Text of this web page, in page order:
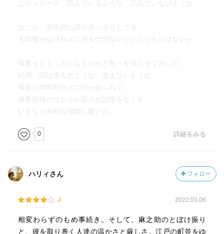
このシリーズ、読んでいるような、読んでいないような。
なにか、全体的に話があっさりしてる。
人情噺がなければ江戸ものでないというつもりはないが。
後妻をとることになるのかと散々を持たせておいて、
結局、話は進んだような、進まないような。
最後に突然野分けで川があふれて、
後妻候補のひとりが流され記憶をなくす。
いきなり深刻な展開に驚いた。
0 詳細をみる
ハリィさん フォロー
4 2022.03.06
相変わらずのもめ事続き。そして、麻之助のとぼけ振り
と、彼を取り巻く人達の温かさと厳しさ。江戸の町並をゆ